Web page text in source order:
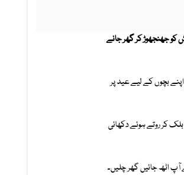
کی بازی ہارنے والی خاتون کا 10 سالہ بیٹا ماں کی لاش کو جھنجھوڑ کر گھر جانے
بچوں کے لیے عید پر
لاش کے ساتھ اس کا شوہر شاہد علی اور 10 سالہ کا بیٹا بلک بلک کر روتے ہوئے دکھائی
آپ اٹھ جائیں گھر چلیں۔